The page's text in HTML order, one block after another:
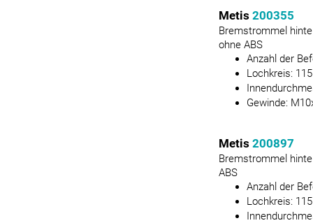
Metis 200355
Bremstrommel
ohne ABS
Anzahl der
Lochkreis: 115
Gewinde:
Metis 200897
Bremstrommel
ABS
Anzahl der
Lochkreis: 115